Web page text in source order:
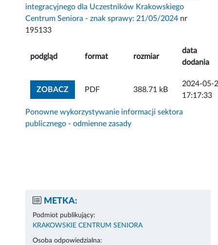
integracyjnego dla Uczestników Krakowskiego
Centrum Seniora - znak sprawy: 21/05/2024 nr
195133
podgląd format rozmiar
data
dodania
ZOBACZZOBACZ ZAŁĄCZNIK
PDF 388.71 kB
2024-05-
17:17:33
Ponowne wykorzystywanie informacji sektora
publicznego - odmienne zasady
METKA:
Podmiot publikujący:
KRAKOWSKIE CENTRUM SENIORA
Osoba odpowiedzialna: